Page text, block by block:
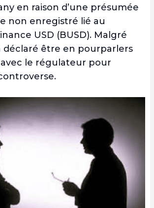
en raison d’une présumée
non enregistré lié au
USD (BUSD). Malgré
déclaré être en pourparlers
le régulateur pour